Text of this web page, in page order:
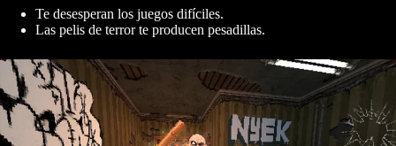
Te desesperan los juegos difíciles.
Las pelis de terror te producen pesadillas.